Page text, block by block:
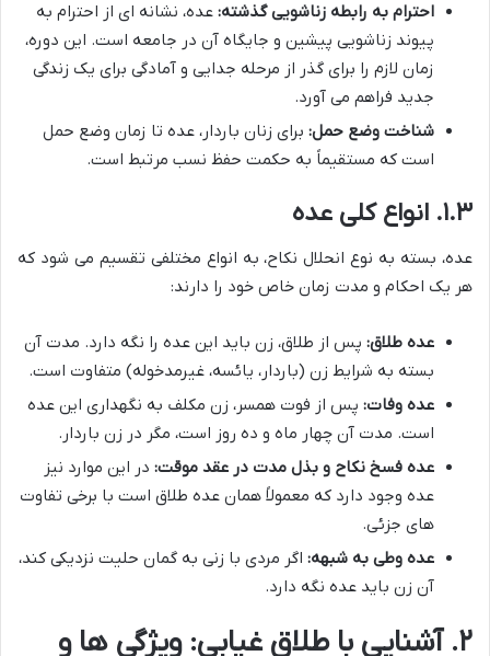
احترام به رابطه زناشویی گذشته: عده، نشانه ای از احترام به
پیوند زناشویی پیشین و جایگاه آن در جامعه است. این دوره،
زمان لازم را برای گذر از مرحله جدایی و آمادگی برای یک زندگی
جدید فراهم می آورد.
شناخت وضع حمل: برای زنان باردار، عده تا زمان وضع حمل
است که مستقیماً به حکمت حفظ نسب مرتبط است.
۱.۳. انواع کلی عده
عده، بسته به نوع انحلال نکاح، به انواع مختلفی تقسیم می شود که
هر یک احکام و مدت زمان خاص خود را دارند:
عده طلاق: پس از طلاق، زن باید این عده را نگه دارد. مدت آن
بسته به شرایط زن (باردار، یائسه، غیرمدخوله) متفاوت است.
عده وفات: پس از فوت همسر، زن مکلف به نگهداری این عده
است. مدت آن چهار ماه و ده روز است، مگر در زن باردار.
عده فسخ نکاح و بذل مدت در عقد موقت: در این موارد نیز
عده وجود دارد که معمولاً همان عده طلاق است با برخی تفاوت
های جزئی.
عده وطی به شبهه: اگر مردی با زنی به گمان حلیت نزدیکی کند،
آن زن باید عده نگه دارد.
۲. آشنایی با طلاق غیابی: ویژگی ها و